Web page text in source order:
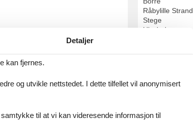
Råbylille Strand
Stege
Ulvshale
Detaljer
kan fjernes.
og utvikle nettstedet. I dette tilfellet vil anonymisert
til at vi kan videresende informasjon til